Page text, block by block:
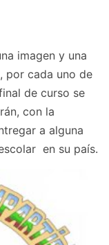
imagen y una
por cada uno de
de curso se
con la
a alguna
en su país.